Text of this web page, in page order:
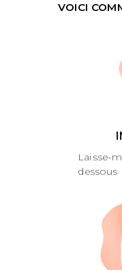
VOICI
Laisse-
dessous